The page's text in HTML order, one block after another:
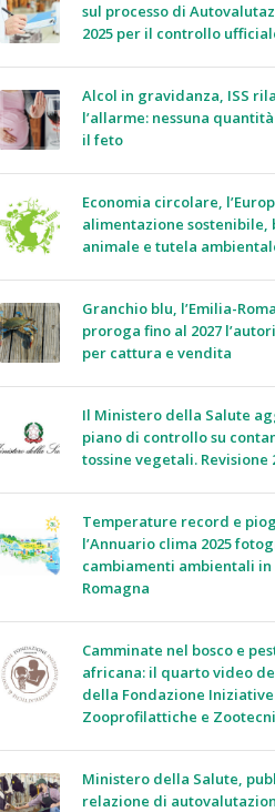
sul processo di
2025 per il controllo
Alcol in gravidanza, ISS
l’allarme: nessuna
il feto
Economia circolare,
alimentazione sostenibile,
animale e tutela
Granchio blu, l’Emilia-
proroga fino al 2027
per cattura e vendita
Il Ministero della Salute
piano di controllo su
tossine vegetali. Revisione
Temperature record e
l’Annuario clima 2025
cambiamenti ambientali in
Romagna
Camminate nel bosco e
africana: il quarto video
della Fondazione Iniziative
Zooprofilattiche e
Ministero della Salute,
relazione di